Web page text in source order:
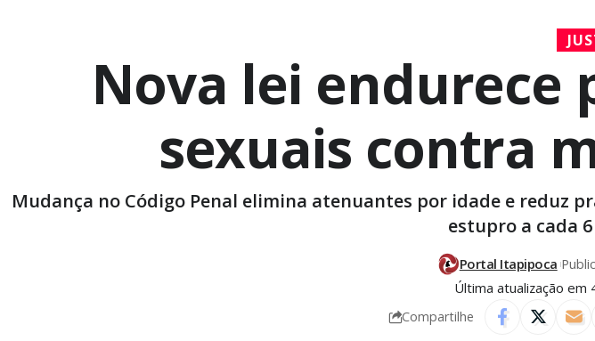
Nova lei endurece
sexuais contra
Mudança no Código Penal elimina atenuantes por idade e reduz
estupro a cada
Última atualização
Portal Itapipoca
Compartilhe